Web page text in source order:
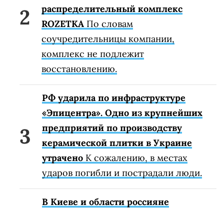
распределительный комплекс
ROZETKA По словам
соучредительницы компании,
комплекс не подлежит
восстановлению.
РФ ударила по инфраструктуре
«Эпицентра». Одно из крупнейших
предприятий по производству
керамической плитки в Украине
утрачено К сожалению, в местах
ударов погибли и пострадали люди.
В Киеве и области россияне